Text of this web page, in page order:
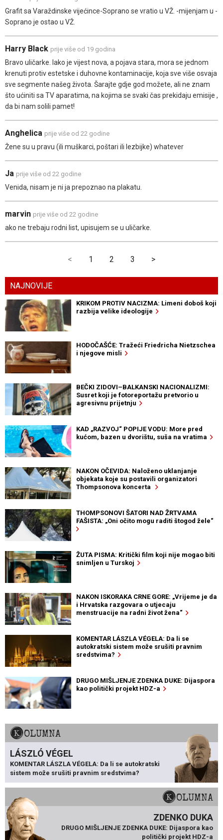
Grafit sa Varaždinske vijećince-Soprano se vratio u VŽ. -mijenjam u -
Soprano je ostao u VŽ.
Harry Black prije više od 19 godina
Bravo uličarke. Iako je vijest nova, a pojava stara, mora se jednom
krenuti protiv estetske i duhovne kontaminacije, koja sve više osvaja
sve segmente našeg života. Šarajte gdje god možete, ali ne znam
što ućiniti sa TV aparatima, na kojima se svaki čas prekidaju emisije ,
da bi nam solili pamet!
Anghelica prije više od 22 godine
Žene su u pravu (ili muškarci, poštari ili lezbijke) whatever
Ja prije više od 22 godine
Venida, nisam je ni ja prepoznao na plakatu.
marvin prije više od 22 godine
ako ne trebaju rodni list, upisujem se u uličarke.
< 1 2 3 >
NAJNOVIJE
KRIKOM PROTIV NACIZMA: Limeni doboš koji
razbija velike ideologije
HODOČAŠĆE: Tražeći Friedricha Nietzschea
i njegove misli
BEČKI ZIDOVI–BALKANSKI NACIONALIZMI:
Susret koji je fotoreportažu pretvorio u
agresivnu prijetnju
KAD „RAZVOJ“ POPIJE VODU: More pred
kućom, bazen u dvorištu, suša na vratima
NAKON OČEVIDA: Naloženo uklanjanje
objekata koje su postavili organizatori
Thompsonova koncerta
THOMPSONOVI ŠATORI NAD ŽRTVAMA
FAŠISTA: „Oni očito mogu raditi štogod žele“
ŽUTA PISMA: Kritički film koji nije mogao biti
snimljen u Turskoj
NAKON ISKORAKA CRNE GORE: „Vrijeme je da
i Hrvatska razgovara o utjecaju
menstruacije na radni život žena“
KOMENTAR LÁSZLA VÉGELA: Da li se
autokratski sistem može srušiti pravnim
sredstvima?
DRUGO MIŠLJENJE ZDENKA DUKE: Dijaspora
kao politički projekt HDZ-a
KOLUMNA
LÁSZLÓ VÉGEL
KOMENTAR LÁSZLA VÉGELA: Da li se autokratski
sistem može srušiti pravnim sredstvima?
KOLUMNA
ZDENKO DUKA
DRUGO MIŠLJENJE ZDENKA DUKE: Dijaspora kao
politički projekt HDZ-a